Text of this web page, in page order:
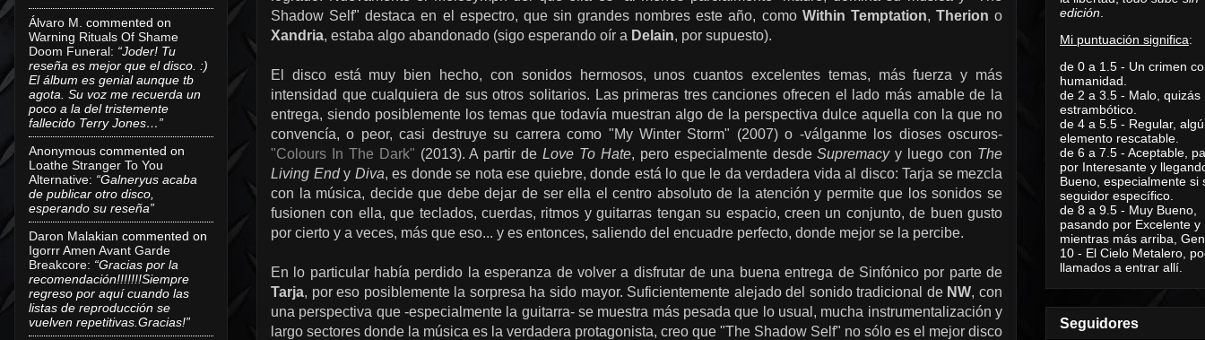
Shadow Self" destaca en el espectro, que sin grandes nombres este año, como Within Temptation, Therion o
Xandria, estaba algo abandonado (sigo esperando oír a Delain, por supuesto).
El disco está muy bien hecho, con sonidos hermosos, unos cuantos excelentes temas, más fuerza y más
intensidad que cualquiera de sus otros solitarios. Las primeras tres canciones ofrecen el lado más amable de la
entrega, siendo posiblemente los temas que todavía muestran algo de la perspectiva dulce aquella con la que no
convencía, o peor, casi destruye su carrera como "My Winter Storm" (2007) o -válganme los dioses oscuros-
"Colours In The Dark" (2013). A partir deLove To Hate, pero especialmente desdeSupremacyy luego con The
Living Endy Diva, es donde se nota ese quiebre, donde está lo que le da verdadera vida al disco: Tarja se mezcla
con la música, decide que debe dejar de ser ella el centro absoluto de la atención y permite que los sonidos se
fusionen con ella, que teclados, cuerdas, ritmos y guitarras tengan su espacio, creen un conjunto, de buen gusto
por cierto y a veces, más que eso... y es entonces, saliendo del encuadre perfecto, donde mejor se la percibe.
En lo particular había perdido la esperanza de volver a disfrutar de una buena entrega de Sinfónico por parte de
Tarja, por eso posiblemente la sorpresa ha sido mayor. Suficientemente alejado del sonido tradicional de NW, con
una perspectiva que -especialmente la guitarra- se muestra más pesada que lo usual, mucha instrumentalización y
largo sectores donde la música es la verdadera protagonista, creo que "The Shadow Self" no sólo es el mejor disco
Álvaro M. commented on
Warning Rituals Of Shame
Doom Funeral: “Joder! Tu
reseña es mejor que el disco. :)
El álbum es genial aunque tb
agota. Su voz me recuerda un
poco a la del tristemente
fallecido Terry Jones…”
Anonymous commented on
Loathe Stranger To You
Alternative: “Galneryus acaba
de publicar otro disco,
esperando su reseña”
Daron Malakian commented on
Igorrr Amen Avant Garde
Breakcore: “Gracias por la
recomendación!!!!!!!Siempre
regreso por aquí cuando las
listas de reproducción se
vuelven repetitivas.Gracias!”
edición
Mi puntuación significa:
de 0 a 1.5 - Un crimen
humanidad.
de 2 a 3.5 - Malo, quizás
estrambótico.
de 4 a 5.5 - Regular,
elemento rescatable.
de 6 a 7.5 - Aceptable,
por Interesante y
Bueno, especialmente si
seguidor específico.
de 8 a 9.5 - Muy Bueno,
pasando por Excelente y
mientras más arriba,
10 - El Cielo Metalero,
llamados a entrar allí.
Seguidores